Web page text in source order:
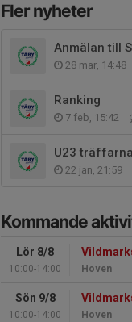
Fler nyheter
Anmälan till
28 mar, 14:48
Ranking
7 feb, 15:42
U23
22 jan, 21:59
Kommande
Lör 8/8
10:00-14:00 Hoven
Sön 9/8
10:00-14:00 Hoven